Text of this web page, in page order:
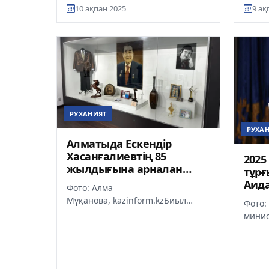
мамандықтарының...
10 ақпан 2025
жо...
9
РУХАНИЯТ
Алматыда Ескендір
Хасанғалиевтің 85
жылдығына арналан
көрме ашылды
Фото: Алма
Мұқанова, kazinform.kzБиыл
пен
Фото: